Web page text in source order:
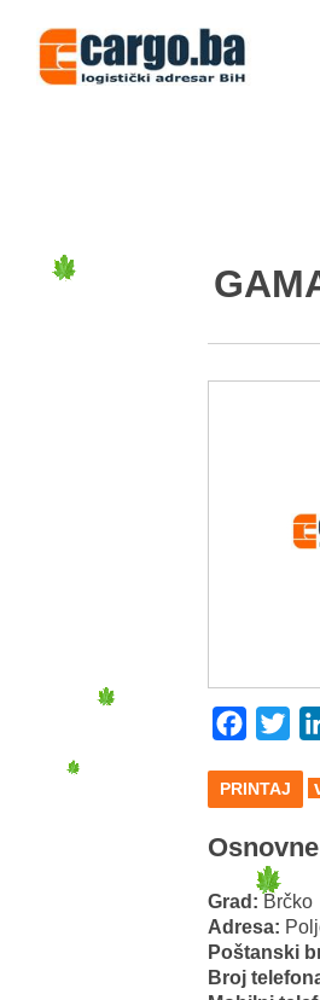
PRINTAJ
Grad: Brčko
Adresa:
Poštanski
Broj